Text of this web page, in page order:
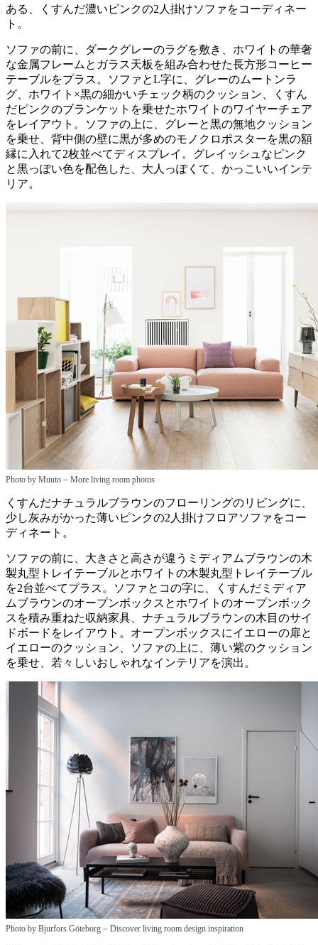
ある、くすんだ濃いピンクの2人掛けソファをコーディネー
ト。
ソファの前に、ダークグレーのラグを敷き、ホワイトの華奢
な金属フレームとガラス天板を組み合わせた長方形コーヒー
テーブルをプラス。ソファとL字に、グレーのムートンラ
グ、ホワイト×黒の細かいチェック柄のクッション、くすん
だピンクのブランケットを乗せたホワイトのワイヤーチェア
をレイアウト。ソファの上に、グレーと黒の無地クッション
を乗せ、背中側の壁に黒が多めのモノクロポスターを黒の額
縁に入れて2枚並べてディスプレイ。グレイッシュなピンク
と黒っぽい色を配色した、大人っぽくて、かっこいいインテ
リア。
Photo by Muuto – More living room photos
くすんだナチュラルブラウンのフローリングのリビングに、
少し灰みがかった薄いピンクの2人掛けフロアソファをコー
ディネート。
ソファの前に、大きさと高さが違うミディアムブラウンの木
製丸型トレイテーブルとホワイトの木製丸型トレイテーブル
を2台並べてプラス。ソファとコの字に、くすんだミディア
ムブラウンのオープンボックスとホワイトのオープンボック
スを積み重ねた収納家具、ナチュラルブラウンの木目のサイ
ドボードをレイアウト。オープンボックスにイエローの扉と
イエローのクッション、ソファの上に、薄い紫のクッション
を乗せ、若々しいおしゃれなインテリアを演出。
Photo by Bjurfors Göteborg – Discover living room design inspiration